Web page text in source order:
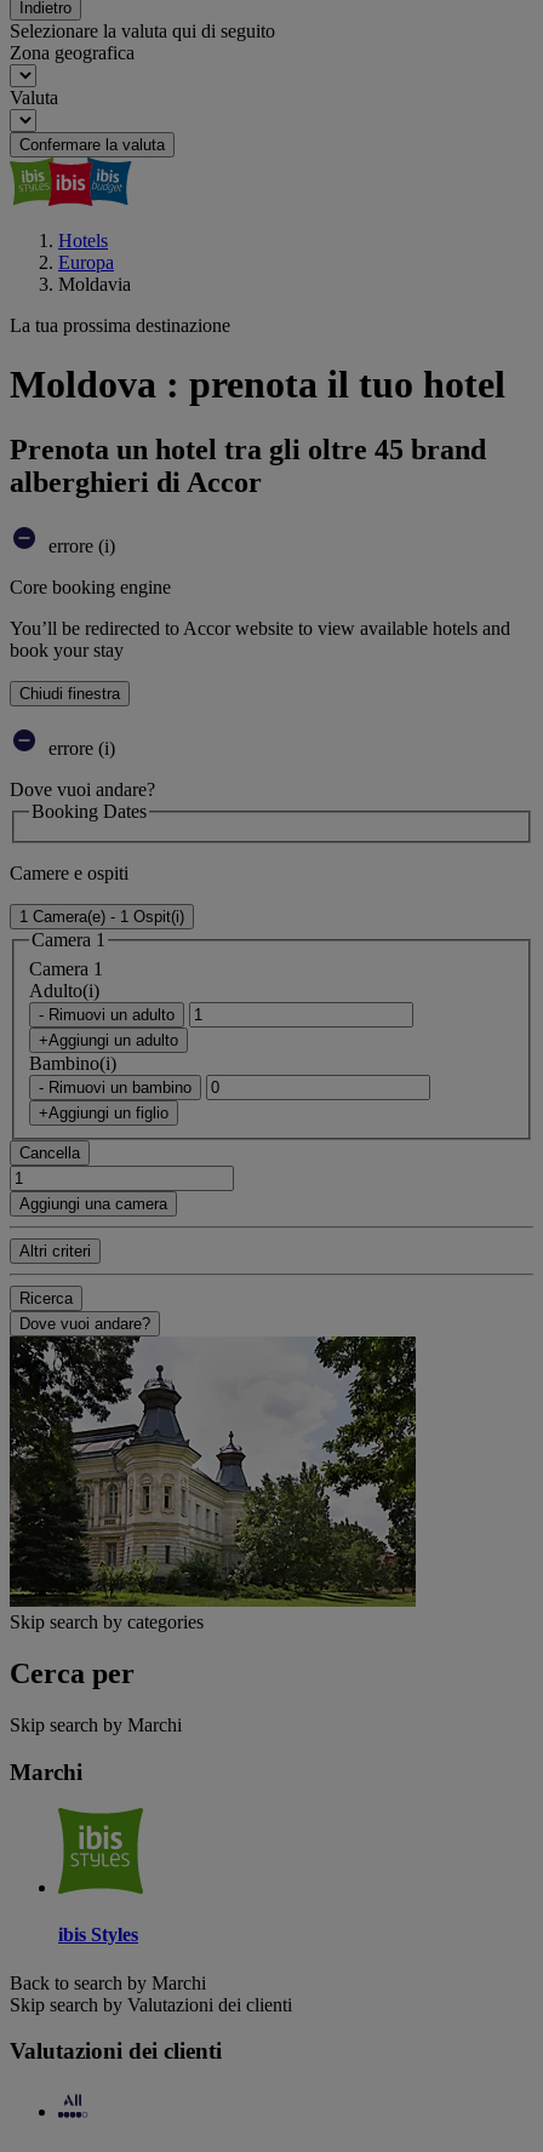
Indietro
Selezionare la valuta qui di seguito
Zona geografica
Valuta
Confermare la valuta
Hotels
Europa
Moldavia
La tua prossima destinazione
Moldova : prenota il tuo hotel
Prenota un hotel tra gli oltre 45 brand
alberghieri di Accor
errore (i)
Core booking engine
You’ll be redirected to Accor website to view available hotels and
book your stay
Chiudi finestra
errore (i)
Dove vuoi andare?
Booking Dates
Camere e ospiti
1 Camera(e) - 1 Ospit(i)
Camera 1
Camera 1
Adulto(i)
- Rimuovi un adulto
+Aggiungi un adulto
Bambino(i)
- Rimuovi un bambino
+Aggiungi un figlio
Cancella
Aggiungi una camera
Altri criteri
Ricerca
Dove vuoi andare?
Skip search by categories
Cerca per
Skip search by Marchi
Marchi
ibis Styles
Back to search by Marchi
Skip search by Valutazioni dei clienti
Valutazioni dei clienti